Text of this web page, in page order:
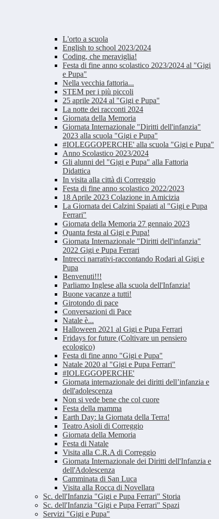
L'orto a scuola
English to school 2023/2024
Coding, che meraviglia!
Festa di fine anno scolastico 2023/2024 al "Gigi
e Pupa"
Nella vecchia fattoria...
STEM per i più piccoli
25 aprile 2024 al "Gigi e Pupa"
La notte dei racconti 2024
Giornata della Memoria
Giornata Internazionale "Diritti dell'infanzia"
2023 alla scuola "Gigi e Pupa"
#IOLEGGOPERCHE' alla scuola "Gigi e Pupa"
Anno Scolastico 2023/2024
Gli alunni del "Gigi e Pupa" alla Fattoria
Didattica
In visita alla città di Correggio
Festa di fine anno scolastico 2022/2023
18 Aprile 2023 Colazione in Amicizia
La Giornata dei Calzini Spaiati al "Gigi e Pupa
Ferrari"
Giornata della Memoria 27 gennaio 2023
Quanta festa al Gigi e Pupa!
Giornata Internazionale "Diritti dell'infanzia"
2022 Gigi e Pupa Ferrari
Intrecci narrativi-raccontando Rodari al Gigi e
Pupa
Benvenuti!!!
Parliamo Inglese alla scuola dell'Infanzia!
Buone vacanze a tutti!
Girotondo di pace
Conversazioni di Pace
Natale è...
Halloween 2021 al Gigi e Pupa Ferrari
Fridays for future (Coltivare un pensiero
ecologico)
Festa di fine anno "Gigi e Pupa"
Natale 2020 al "Gigi e Pupa Ferrari"
#IOLEGGOPERCHE'
Giornata internazionale dei diritti dell’infanzia e
dell'adolescenza
Non si vede bene che col cuore
Festa della mamma
Earth Day: la Giornata della Terra!
Teatro Asioli di Correggio
Giornata della Memoria
Festa di Natale
Visita alla C.R.A di Correggio
Giornata Internazionale dei Diritti dell'Infanzia e
dell'Adolescenza
Camminata di San Luca
Visita alla Rocca di Novellara
Sc. dell'Infanzia "Gigi e Pupa Ferrari" Storia
Sc. dell'Infanzia "Gigi e Pupa Ferrari" Spazi
Servizi "Gigi e Pupa"